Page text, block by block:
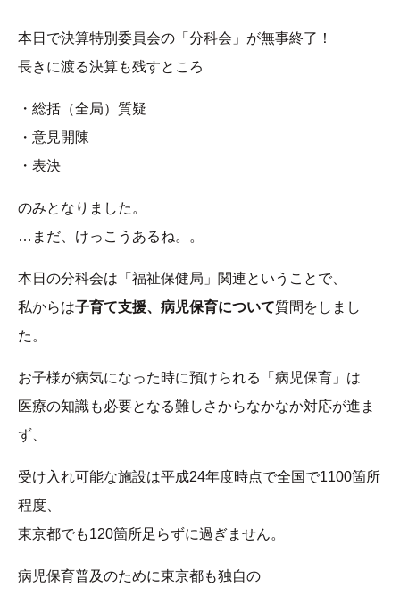
本日で決算特別委員会の「分科会」が無事終了！
長きに渡る決算も残すところ
・総括（全局）質疑
・意見開陳
・表決
のみとなりました。
…まだ、けっこうあるね。。
本日の分科会は「福祉保健局」関連ということで、
私からは子育て支援、病児保育について質問をしまし
た。
お子様が病気になった時に預けられる「病児保育」は
医療の知識も必要となる難しさからなかなか対応が進ま
ず、
受け入れ可能な施設は平成24年度時点で全国で1100箇所
程度、
東京都でも120箇所足らずに過ぎません。
病児保育普及のために東京都も独自の